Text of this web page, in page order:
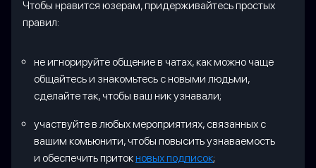
Чтобы нравится юзерам, придерживайтесь простых
правил:
не игнорируйте общение в чатах, как можно чаще
общайтесь и знакомьтесь с новыми людьми,
сделайте так, чтобы ваш ник узнавали;
участвуйте в любых мероприятиях, связанных с
вашим комьюнити, чтобы повысить узнаваемость
и обеспечить приток новых подписок;